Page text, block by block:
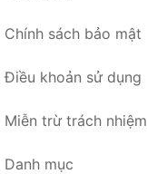
Chính sách bảo mật
Điều khoản sử dụng
Miễn trừ trách nhiệm
Danh mục